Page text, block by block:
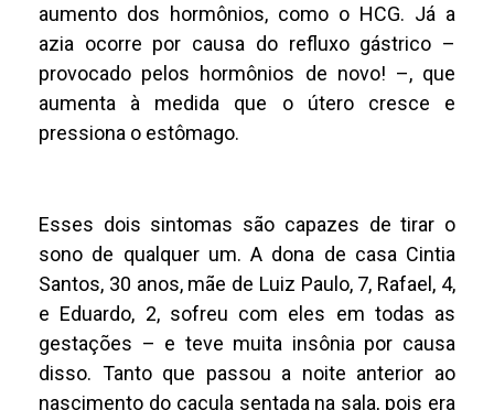
aumento dos hormônios, como o HCG. Já a
azia ocorre por causa do refluxo gástrico –
provocado pelos hormônios de novo! –, que
aumenta à medida que o útero cresce e
pressiona o estômago.
Esses dois sintomas são capazes de tirar o
sono de qualquer um. A dona de casa Cintia
Santos, 30 anos, mãe de Luiz Paulo, 7, Rafael, 4,
e Eduardo, 2, sofreu com eles em todas as
gestações – e teve muita insônia por causa
disso. Tanto que passou a noite anterior ao
nascimento do caçula sentada na sala, pois era